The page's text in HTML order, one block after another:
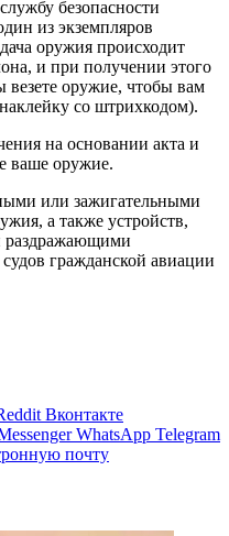
безопасности
из экземпляров
оружия происходит
и при получении этого
везете оружие, чтобы вам
со штрихкодом).
на основании акта и
ваше оружие.
или зажигательными
а также устройств,
раздражающими
гражданской авиации
Вконтакте
WhatsApp Telegram
почту